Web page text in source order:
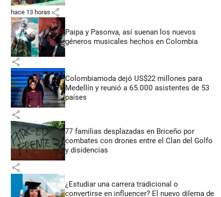
hace 13 horas share
Paipa y Pasonva, así suenan los nuevos
géneros musicales hechos en Colombia
share
Colombiamoda dejó US$22 millones para
Medellín y reunió a 65.000 asistentes de 53
países
share
77 familias desplazadas en Briceño por
combates con drones entre el Clan del Golfo
y disidencias
share
¿Estudiar una carrera tradicional o
convertirse en influencer? El nuevo dilema de